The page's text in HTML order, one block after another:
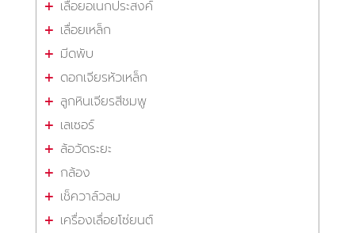
เลื่อยอเนกประสงค์
เลื่อยเหล็ก
มีดพับ
ดอกเจียรหัวเหล็ก
ลูกหินเจียรสีชมพู
เลเซอร์
ล้อวัดระยะ
กล้อง
เช็ควาล์วลม
เครื่องเลื่อยโซ่ยนต์